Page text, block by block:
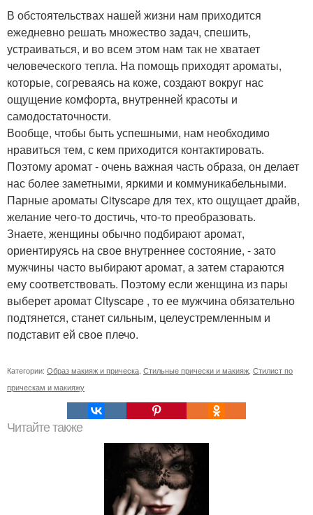
В обстоятельствах нашей жизни нам приходится
ежедневно решать множество задач, спешить,
устраиваться, и во всем этом нам так не хватает
человеческого тепла. На помощь приходят ароматы,
которые, согреваясь на коже, создают вокруг нас
ощущение комфорта, внутренней красоты и
самодостаточности.
Вообще, чтобы быть успешными, нам необходимо
нравиться тем, с кем приходится контактировать.
Поэтому аромат - очень важная часть образа, он делает
нас более заметными, яркими и коммуникабельными.
Парные ароматы Cityscape для тех, кто ощущает драйв,
желание чего-то достичь, что-то преобразовать.
Знаете, женщины обычно подбирают аромат,
ориентируясь на свое внутреннее состояние, - зато
мужчины часто выбирают аромат, а затем стараются
ему соответствовать. Поэтому если женщина из пары
выберет аромат Cityscape , то ее мужчина обязательно
подтянется, станет сильным, целеустремленным и
подставит ей свое плечо.
Категории: Образ макияж и прическа Стильные прически и макияж Стилист по
прическам и макияжу
Читайте также